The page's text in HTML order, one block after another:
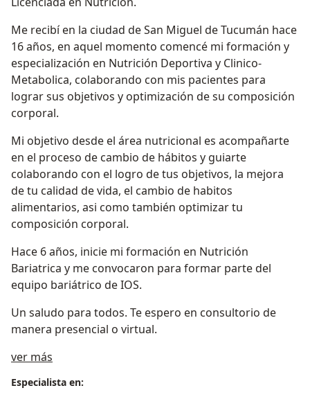
Me recibí en la ciudad de San Miguel de Tucumán hace
16 años, en aquel momento comencé mi formación y
especialización en Nutrición Deportiva y Clinico-
Metabolica, colaborando con mis pacientes para
lograr sus objetivos y optimización de su composición
corporal.
Mi objetivo desde el área nutricional es acompañarte
en el proceso de cambio de hábitos y guiarte
colaborando con el logro de tus objetivos, la mejora
de tu calidad de vida, el cambio de habitos
alimentarios, asi como también optimizar tu
composición corporal.
Hace 6 años, inicie mi formación en Nutrición
Bariatrica y me convocaron para formar parte del
equipo bariátrico de IOS.
Un saludo para todos. Te espero en consultorio de
manera presencial o virtual.
ver más
Especialista en: